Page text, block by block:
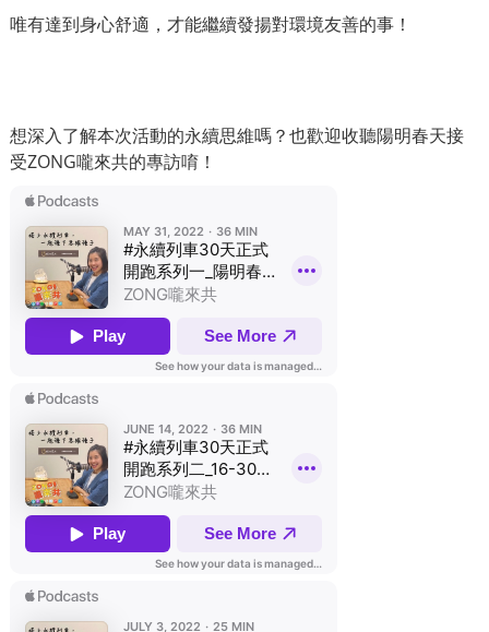
唯有達到身心舒適，才能繼續發揚對環境友善的事！
想深入了解本次活動的永續思維嗎？也歡迎收聽陽明春天接
受ZONG嚨來共的專訪唷！